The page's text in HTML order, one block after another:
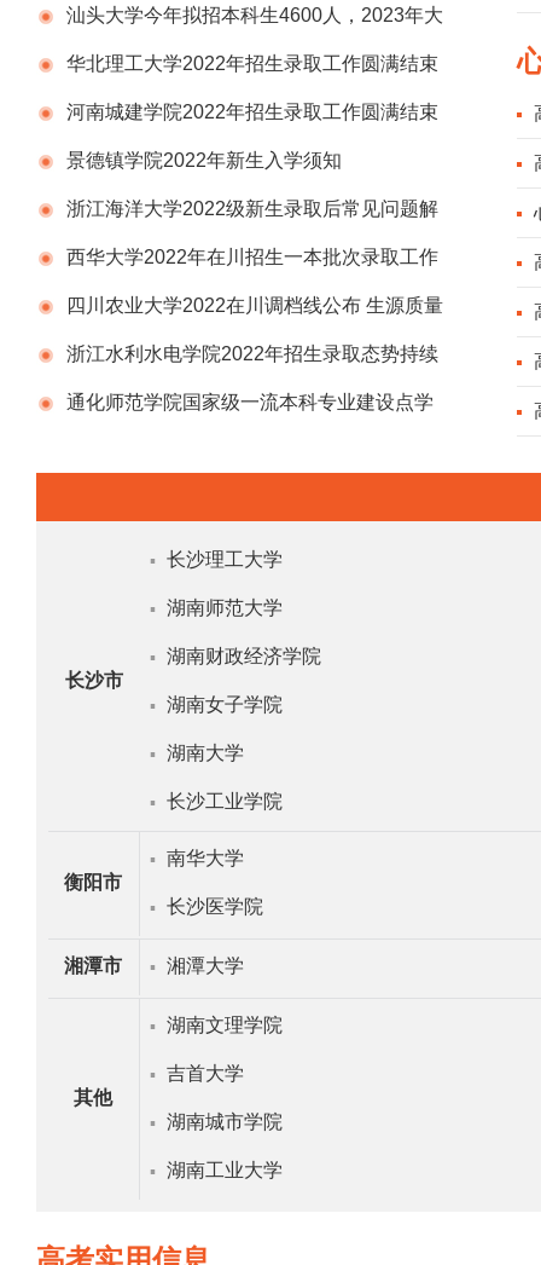
向国家重大需求培养高质量拔尖创新人才
汕头大学今年拟招本科生4600人，2023年大
部分新生入读东海岸校区
华北理工大学2022年招生录取工作圆满结束
河南城建学院2022年招生录取工作圆满结束
景德镇学院2022年新生入学须知
浙江海洋大学2022级新生录取后常见问题解
答汇总西华大学2022年在川招生一本批次录取工作
启动四川农业大学2022在川调档线公布 生源质量
稳中有升
浙江水利水电学院2022年招生录取态势持续
向好、生源质量稳中有升
通化师范学院国家级一流本科专业建设点学
查
长沙市
▪ 长沙理工大学
▪ 湖南师范大学
▪ 湖南财政经济学院
▪ 湖南女子学院
▪ 湖南大学
▪ 长沙工业学院
衡阳市
▪ 南华大学
▪ 长沙医学院
湘潭市 ▪ 湘潭大学
其他
▪ 湖南文理学院
▪ 吉首大学
▪ 湖南城市学院
▪ 湖南工业大学